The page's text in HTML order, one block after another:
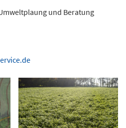
und Beratung